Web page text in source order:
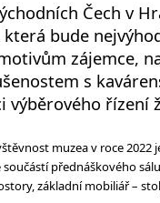
Čech v
bude
zájemce,
s
výběrového řízení
muzea v roce 2022
přednáškového
základní mobiliář –